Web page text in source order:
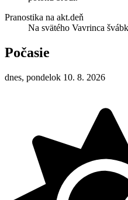
Pranostika na akt.deň
Na svätého Vavrinca
Počasie
dnes, pondelok 10. 8. 2026